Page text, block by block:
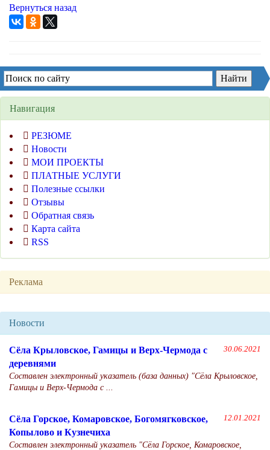
Вернуться назад
Навигация
РЕЗЮМЕ
Новости
МОИ ПРОЕКТЫ
ПЛАТНЫЕ УСЛУГИ
Полезные ссылки
Отзывы
Обратная связь
Карта сайта
RSS
Реклама
Новости
30.06.2021
Сёла Крыловское, Гамицы и Верх-Чермода с
деревнями
Составлен электронный указатель (база данных) "Сёла Крыловское,
Гамицы и Верх-Чермода с ...
12.01.2021
Сёла Горское, Комаровское, Богомягковское,
Копылово и Кузнечиха
Составлен электронный указатель "Сёла Горское, Комаровское,